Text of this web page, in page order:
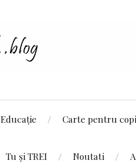
Educație Carte pentru
Tu și TREI Noutati